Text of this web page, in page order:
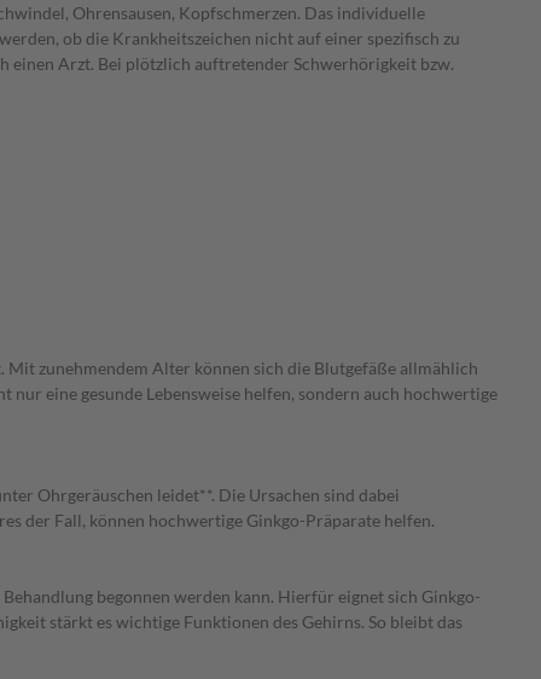
Ohrensausen, Kopfschmerzen. Das individuelle
ob die Krankheitszeichen nicht auf einer spezifisch zu
einen Arzt. Bei plötzlich auftretender Schwerhörigkeit bzw.
zunehmendem Alter können sich die Blutgefäße allmählich
eine gesunde Lebensweise helfen, sondern auch hochwertige
Ohrgeräuschen leidet**. Die Ursachen sind dabei
der Fall, können hochwertige Ginkgo-Präparate helfen.
begonnen werden kann. Hierfür eignet sich Ginkgo-
stärkt es wichtige Funktionen des Gehirns. So bleibt das